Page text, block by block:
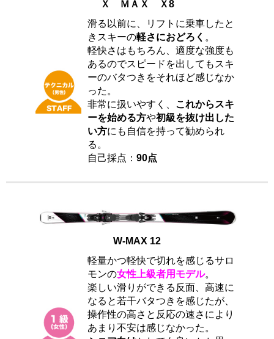
Ｘ ＭＡＸ Ｘ8
滑る以前に、リフトに乗車したと
きスキーの軽さにおどろく 。
軽快さはもちろん、適度な強度も
あるのでスピードを出してもスキ
ーのバタつきをそれほど感じなか
った。
非常に扱いやすく、 これからスキ
ーを始める方や初級を抜け出した
い方にも自信を持って勧められ
る。
自己採点： 90点
W-MAX 12
軽量かつ軽快で切れを感じるサロ
モンの女性上級者用モデル。
楽しい滑りができる反面、高速に
なると若干バタつきを感じたが、
操作性の高さと反応の速さにより
あまり不安は感じなかった。